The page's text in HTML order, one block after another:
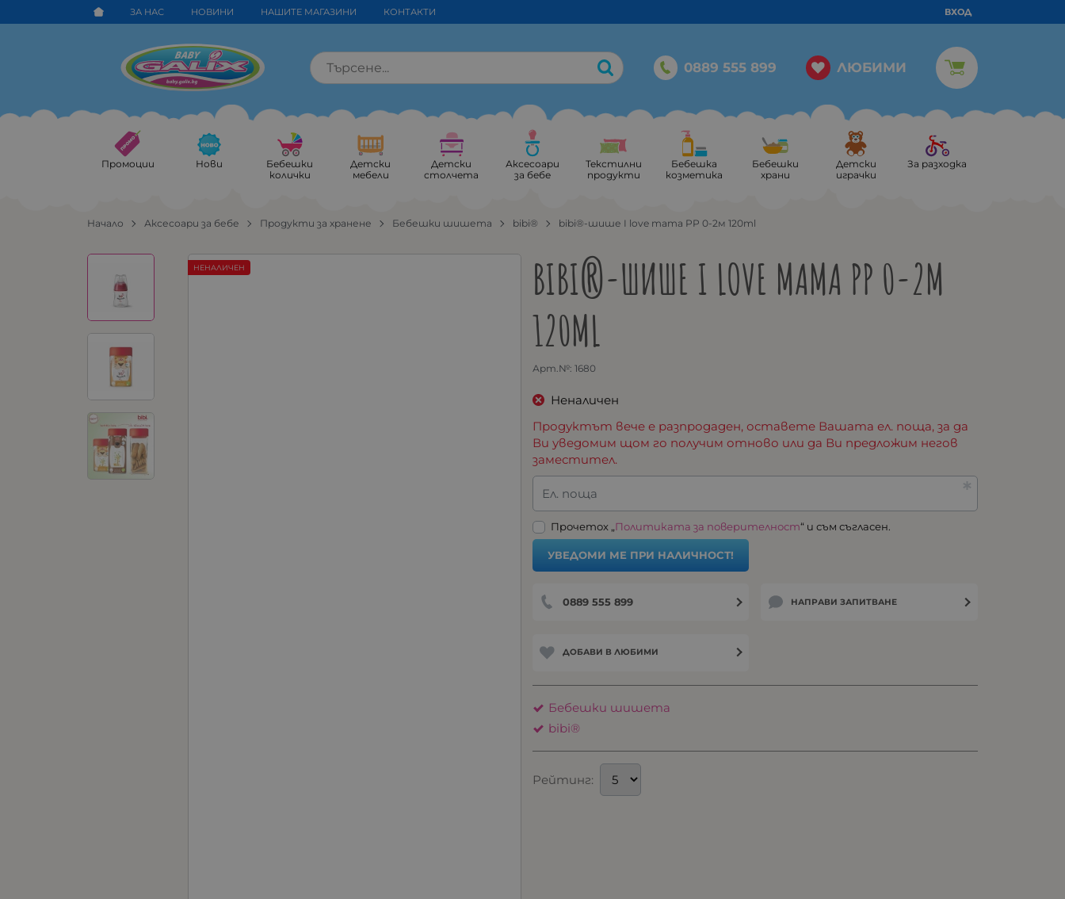
ЗА НАС НОВИНИ НАШИТЕ МАГАЗИНИ КОНТАКТИ ВХОД
0889 555 899 ЛЮБИМИ
Промоции Нови
Бебешки
колички
Детски
мебели
Детски
столчета
Аксесоари
за бебе
Текстилни
продукти
Бебешка
козметика
Бебешки
храни
Детски
играчки
За разходка
Начало Аксесоари за бебе Продукти за хранене Бебешки шишета bibi® bibi®-шише I love mama PP 0-2м 120ml
BIBI®-ШИШЕ I LOVE MAMA PP 0-2М
120ML
Арт.№: 1680
НЕНАЛИЧЕН
Неналичен
Продуктът вече е разпродаден, оставете Вашата ел. поща, за да
Ви уведомим щом го получим отново или да Ви предложим негов
заместител.
Ел. поща
Прочетох „Политиката за поверителност“ и съм съгласен.
УВЕДОМИ МЕ ПРИ НАЛИЧНОСТ!
0889 555 899 НАПРАВИ ЗАПИТВАНЕ
ДОБАВИ В ЛЮБИМИ
Бебешки шишета
bibi®
Рейтинг: